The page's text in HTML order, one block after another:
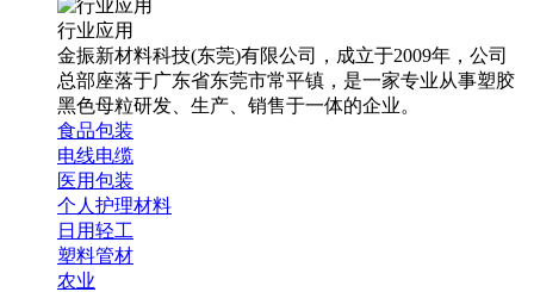
行业应用
金振新材料科技(东莞)有限公司，成立于2009年，公司
总部座落于广东省东莞市常平镇，是一家专业从事塑胶
黑色母粒研发、生产、销售于一体的企业。
食品包装
电线电缆
医用包装
个人护理材料
日用轻工
塑料管材
农业